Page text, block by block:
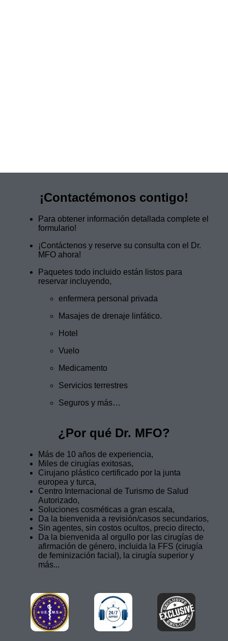
¡Contactémonos contigo!
Para obtener información detallada complete el
formulario!
¡Contáctenos y reserve su consulta con el Dr.
MFO ahora!
Paquetes todo incluido están listos para
reservar incluyendo,
enfermera personal privada
Masajes de drenaje linfático.
Hotel
Vuelo
Medicamento
Servicios terrestres
Seguros y más…
¿Por qué Dr. MFO?
Más de 10 años de experiencia,
Miles de cirugías exitosas,
Cirujano plástico certificado por la junta
europea y turca,
Centro Internacional de Turismo de Salud
Autorizado,
Soluciones cosméticas a gran escala,
Da la bienvenida a revisión/casos secundarios,
Sin agentes, sin costos ocultos, precio directo,
Da la bienvenida al orgullo por las cirugías de
afirmación de género, incluida la FFS (cirugía
de feminización facial), la cirugía superior y
más...